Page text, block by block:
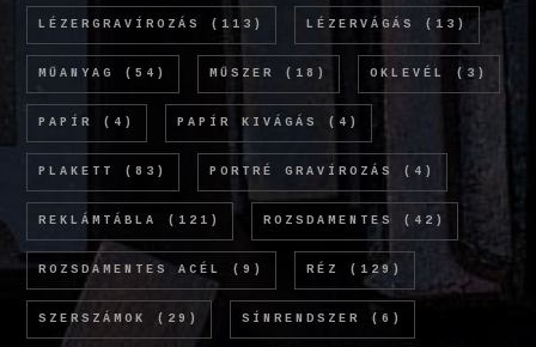
LÉZERGRAVÍROZÁS (113) LÉZERVÁGÁS (13)
MŰANYAG (54) MŰSZER (18) OKLEVÉL (3)
PAPÍR (4) PAPÍR KIVÁGÁS (4)
PLAKETT (83) PORTRÉ GRAVÍROZÁS (4)
REKLÁMTÁBLA (121) ROZSDAMENTES (42)
ROZSDAMENTES ACÉL (9) RÉZ (129)
SZERSZÁMOK (29) SÍNRENDSZER (6)